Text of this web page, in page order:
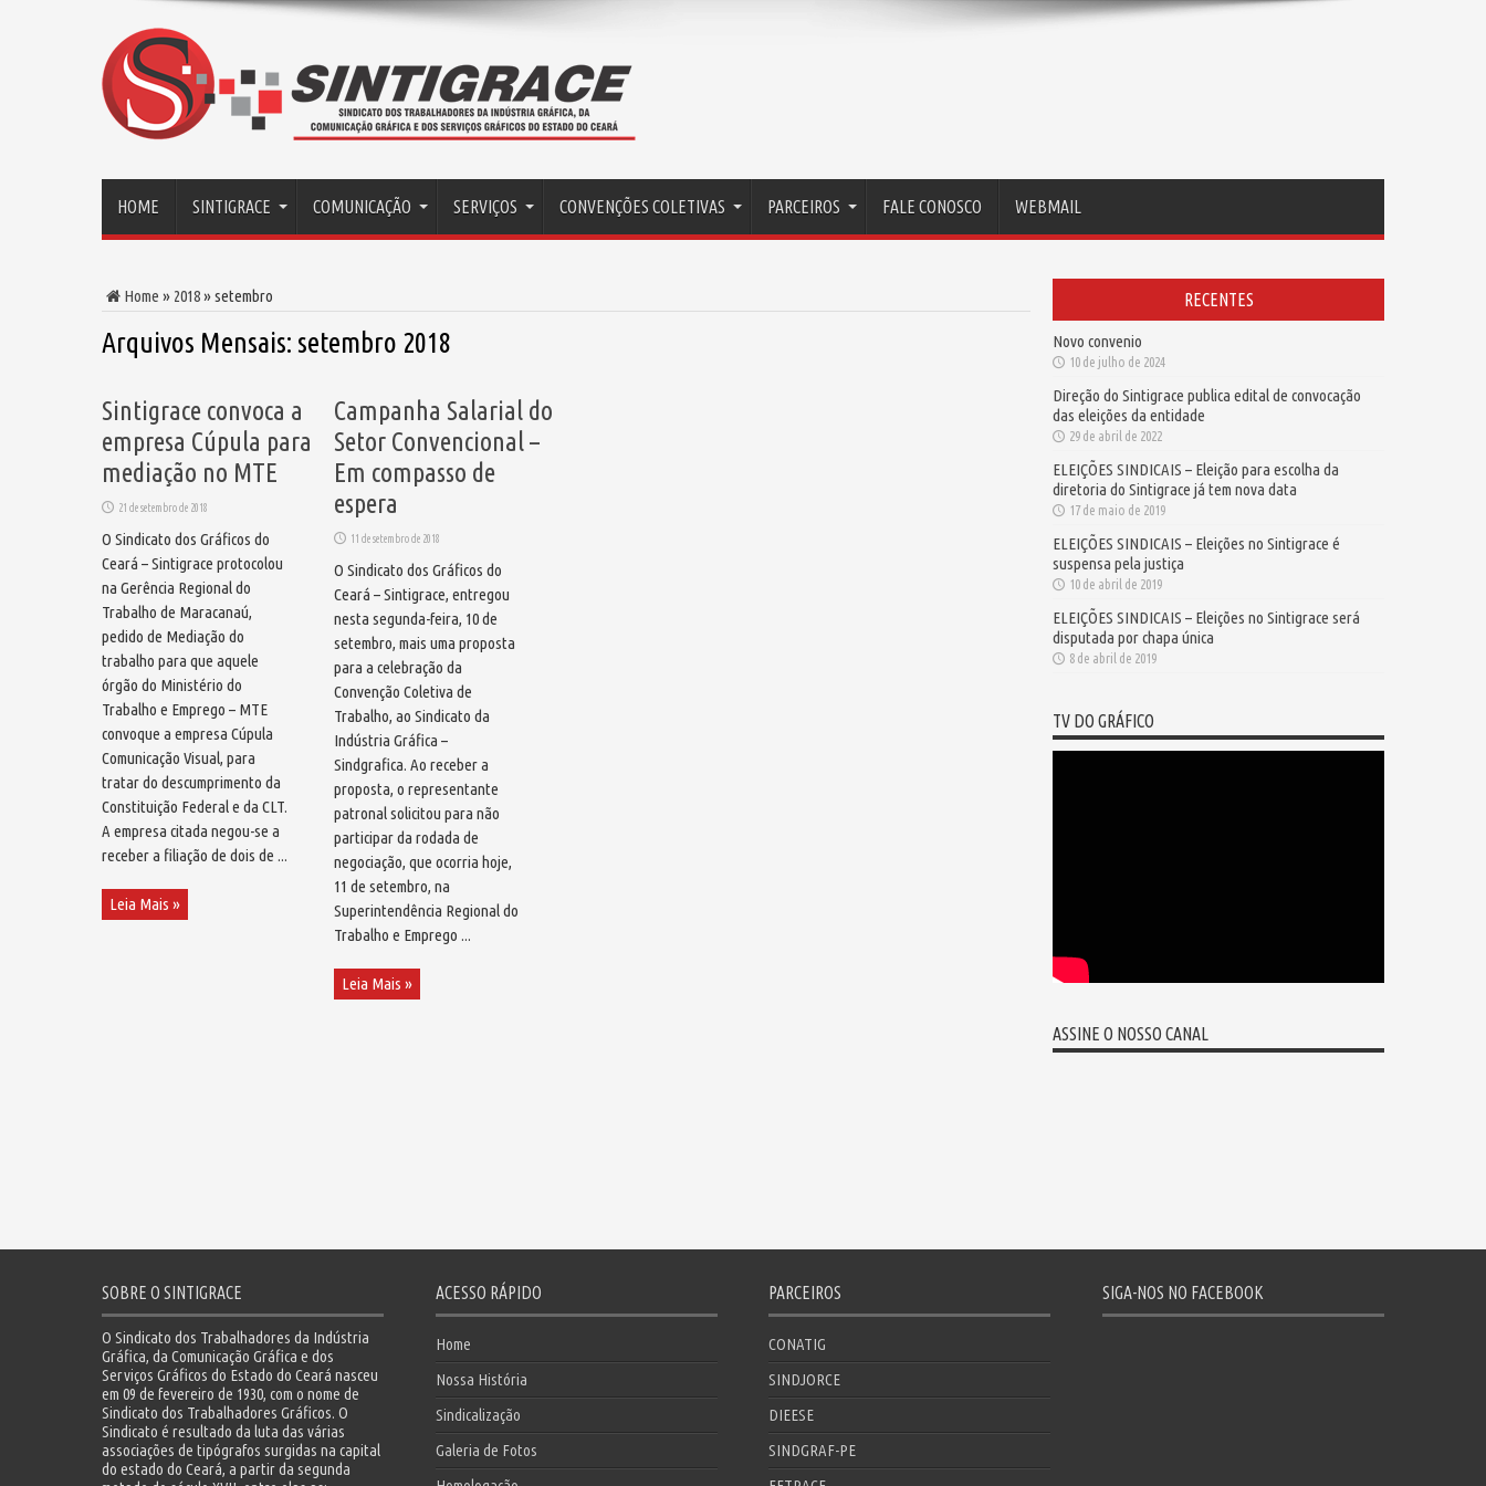
HOME SINTIGRACE COMUNICAÇÃO SERVIÇOS CONVENÇÕES COLETIVAS PARCEIROS FALE CONOSCO WEBMAIL
Home » 2018»setembro
Arquivos Mensais: setembro 2018
Sintigrace convoca a
empresa Cúpula para
mediação no MTE
21 de setembro de 2018
O Sindicato dos Gráficos do
Ceará – Sintigrace protocolou
na Gerência Regional do
Trabalho de Maracanaú,
pedido de Mediação do
trabalho para que aquele
órgão do Ministério do
Trabalho e Emprego – MTE
convoque a empresa Cúpula
Comunicação Visual, para
tratar do descumprimento da
Constituição Federal e da CLT.
A empresa citada negou-se a
receber a filiação de dois de ...
Leia Mais »
Campanha Salarial do
Setor Convencional –
Em compasso de
espera
11 de setembro de 2018
O Sindicato dos Gráficos do
Ceará – Sintigrace, entregou
nesta segunda-feira, 10 de
setembro, mais uma proposta
para a celebração da
Convenção Coletiva de
Trabalho, ao Sindicato da
Indústria Gráfica –
Sindgrafica. Ao receber a
proposta, o representante
patronal solicitou para não
participar da rodada de
negociação, que ocorria hoje,
11 de setembro, na
Superintendência Regional do
Trabalho e Emprego ...
Leia Mais »
RECENTES
Novo convenio
10 de julho de 2024
Direção do Sintigrace publica edital de convocação
das eleições da entidade
29 de abril de 2022
ELEIÇÕES SINDICAIS – Eleição para escolha da
diretoria do Sintigrace já tem nova data
17 de maio de 2019
ELEIÇÕES SINDICAIS – Eleições no Sintigrace é
suspensa pela justiça
10 de abril de 2019
ELEIÇÕES SINDICAIS – Eleições no Sintigrace será
disputada por chapa única
8 de abril de 2019
TV DO GRÁFICO
ASSINE O NOSSO CANAL
SOBRE O SINTIGRACE
O Sindicato dos Trabalhadores da Indústria
Gráfica, da Comunicação Gráfica e dos
Serviços Gráficos do Estado do Ceará nasceu
em 09 de fevereiro de 1930, com o nome de
Sindicato dos Trabalhadores Gráficos. O
Sindicato é resultado da luta das várias
associações de tipógrafos surgidas na capital
do estado do Ceará, a partir da segunda
ACESSO RÁPIDO
Home
Nossa História
Sindicalização
Galeria de Fotos
PARCEIROS
CONATIG
SINDJORCE
DIEESE
SINDGRAF-PE
SIGA-NOS NO FACEBOOK